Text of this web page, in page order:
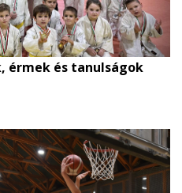
érmek és tanulságok